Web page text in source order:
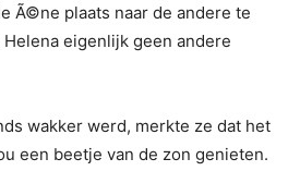
Ã©ne plaats naar de andere te
eigenlijk geen andere
wakker werd, merkte ze dat het
een beetje van de zon genieten.